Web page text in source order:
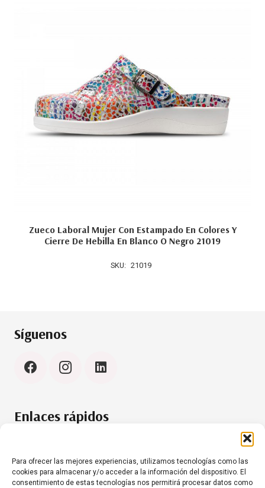
Para ofrecer las mejores experiencias, utilizamos tecnologías como las
cookies para almacenar y/o acceder a la información del dispositivo. El
consentimiento de estas tecnologías nos permitirá procesar datos como
Zueco Laboral Mujer Con Estampado En Colores Y
Cierre De Hebilla En Blanco O Negro 21019
SKU: 21019
Síguenos
Enlaces rápidos
Aviso Legal